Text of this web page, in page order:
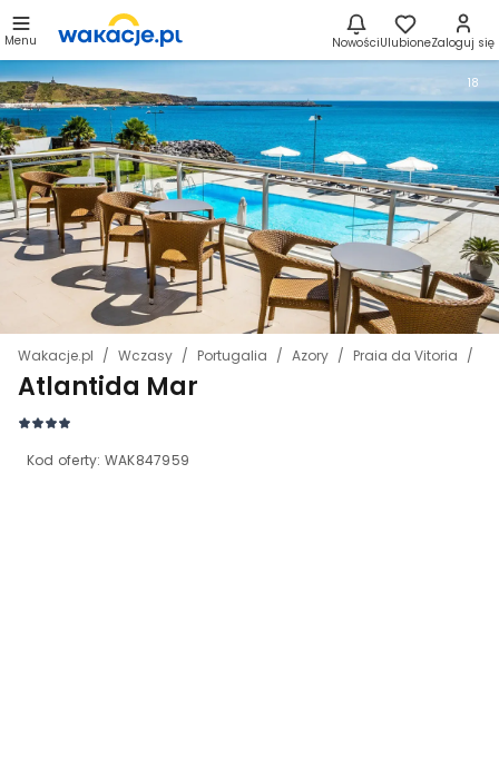
Menu NowościUlubioneZaloguj się
Wakacje.pl Wczasy Portugalia Azory Praia da Vitoria
Atlantida Mar
Kod oferty: WAK847959
18